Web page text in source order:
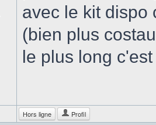
avec le kit dispo
(bien plus
le plus long
Hors ligne Profil